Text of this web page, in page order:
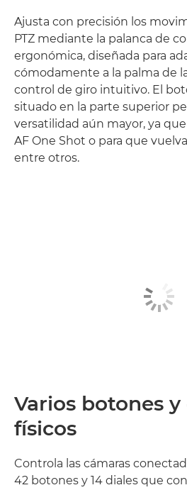
Ajusta con precisión los
PTZ mediante la palanca de
ergonómica, diseñada para
cómodamente a la palma de
control de giro intuitivo. El
situado en la parte superior
versatilidad aún mayor, ya
AF One Shot o para que
entre otros.
Varios botones y
físicos
Controla las cámaras
42 botones y 14 diales que